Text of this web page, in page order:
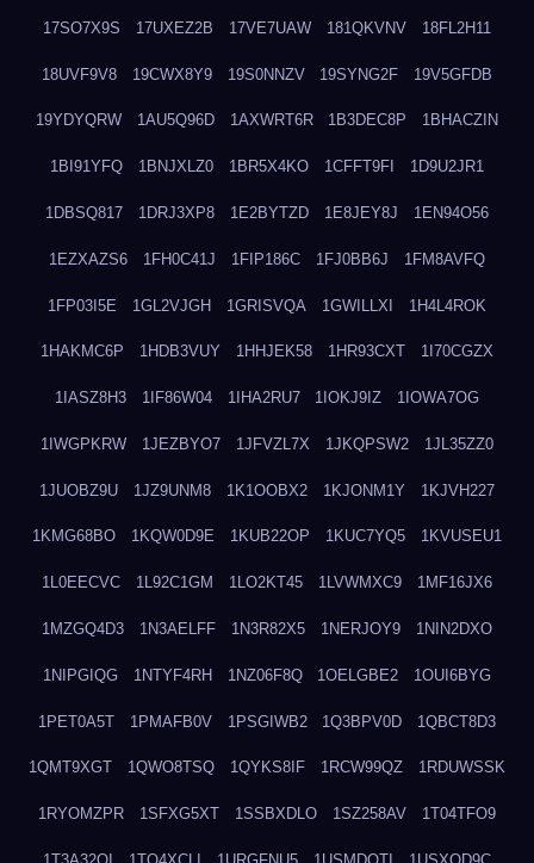
17SO7X9S 17UXEZ2B 17VE7UAW 181QKVNV 18FL2H11
18UVF9V8 19CWX8Y9 19S0NNZV 19SYNG2F 19V5GFDB
19YDYQRW 1AU5Q96D 1AXWRT6R 1B3DEC8P 1BHACZIN
1BI91YFQ 1BNJXLZ0 1BR5X4KO 1CFFT9FI 1D9U2JR1
1DBSQ817 1DRJ3XP8 1E2BYTZD 1E8JEY8J 1EN94O56
1EZXAZS6 1FH0C41J 1FIP186C 1FJ0BB6J 1FM8AVFQ
1FP03I5E 1GL2VJGH 1GRISVQA 1GWILLXI 1H4L4ROK
1HAKMC6P 1HDB3VUY 1HHJEK58 1HR93CXT 1I70CGZX
1IASZ8H3 1IF86W04 1IHA2RU7 1IOKJ9IZ 1IOWA7OG
1IWGPKRW 1JEZBYO7 1JFVZL7X 1JKQPSW2 1JL35ZZ0
1JUOBZ9U 1JZ9UNM8 1K1OOBX2 1KJONM1Y 1KJVH227
1KMG68BO 1KQW0D9E 1KUB22OP 1KUC7YQ5 1KVUSEU1
1L0EECVC 1L92C1GM 1LO2KT45 1LVWMXC9 1MF16JX6
1MZGQ4D3 1N3AELFF 1N3R82X5 1NERJOY9 1NIN2DXO
1NIPGIQG 1NTYF4RH 1NZ06F8Q 1OELGBE2 1OUI6BYG
1PET0A5T 1PMAFB0V 1PSGIWB2 1Q3BPV0D 1QBCT8D3
1QMT9XGT 1QWO8TSQ 1QYKS8IF 1RCW99QZ 1RDUWSSK
1RYOMZPR 1SFXG5XT 1SSBXDLO 1SZ258AV 1T04TFO9